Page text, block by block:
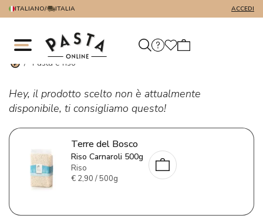
ITALIANO/ ITALIA ACCEDI
/ Pasta e riso
Hey, il prodotto scelto non è attualmente
disponibile, ti consigliamo questo!
Terre del Bosco
Riso Carnaroli 500g
Riso
€ 2,90 / 500g